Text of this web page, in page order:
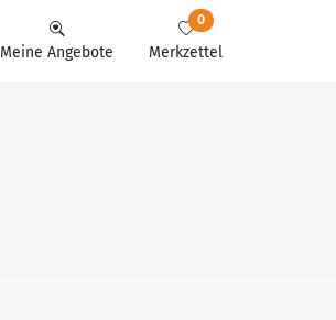
Meine Angebote Merkzettel
0